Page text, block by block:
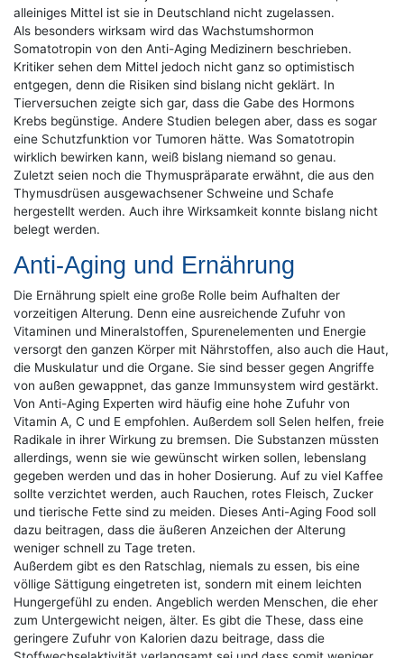
alleiniges Mittel ist sie in Deutschland nicht zugelassen.
Als besonders wirksam wird das Wachstumshormon
Somatotropin von den Anti-Aging Medizinern beschrieben.
Kritiker sehen dem Mittel jedoch nicht ganz so optimistisch
entgegen, denn die Risiken sind bislang nicht geklärt. In
Tierversuchen zeigte sich gar, dass die Gabe des Hormons
Krebs begünstige. Andere Studien belegen aber, dass es sogar
eine Schutzfunktion vor Tumoren hätte. Was Somatotropin
wirklich bewirken kann, weiß bislang niemand so genau.
Zuletzt seien noch die Thymuspräparate erwähnt, die aus den
Thymusdrüsen ausgewachsener Schweine und Schafe
hergestellt werden. Auch ihre Wirksamkeit konnte bislang nicht
belegt werden.
Anti-Aging und Ernährung
Die Ernährung spielt eine große Rolle beim Aufhalten der
vorzeitigen Alterung. Denn eine ausreichende Zufuhr von
Vitaminen und Mineralstoffen, Spurenelementen und Energie
versorgt den ganzen Körper mit Nährstoffen, also auch die Haut,
die Muskulatur und die Organe. Sie sind besser gegen Angriffe
von außen gewappnet, das ganze Immunsystem wird gestärkt.
Von Anti-Aging Experten wird häufig eine hohe Zufuhr von
Vitamin A, C und E empfohlen. Außerdem soll Selen helfen, freie
Radikale in ihrer Wirkung zu bremsen. Die Substanzen müssten
allerdings, wenn sie wie gewünscht wirken sollen, lebenslang
gegeben werden und das in hoher Dosierung. Auf zu viel Kaffee
sollte verzichtet werden, auch Rauchen, rotes Fleisch, Zucker
und tierische Fette sind zu meiden. Dieses Anti-Aging Food soll
dazu beitragen, dass die äußeren Anzeichen der Alterung
weniger schnell zu Tage treten.
Außerdem gibt es den Ratschlag, niemals zu essen, bis eine
völlige Sättigung eingetreten ist, sondern mit einem leichten
Hungergefühl zu enden. Angeblich werden Menschen, die eher
zum Untergewicht neigen, älter. Es gibt die These, dass eine
geringere Zufuhr von Kalorien dazu beitrage, dass die